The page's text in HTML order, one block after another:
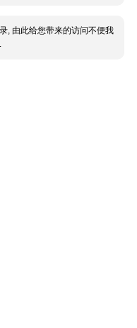
, 由此给您带来的访问不便我